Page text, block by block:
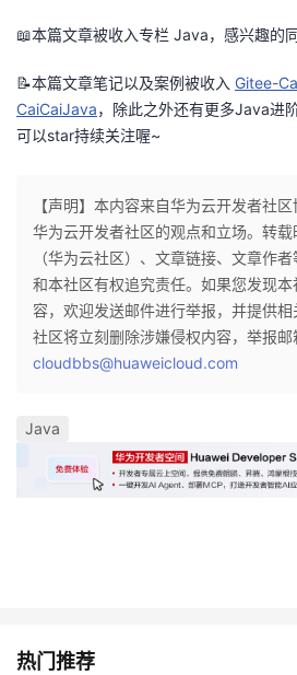
📖本篇文章被收入专栏 Java，感兴趣的
📝本篇文章笔记以及案例被收入 Gitee-
CaiCaiJava，除此之外还有更多Java进
可以star持续关注喔~
【声明】本内容来自华为云开发者社
华为云开发者社区的观点和立场。转
（华为云社区）、文章链接、文章作
和本社区有权追究责任。如果您发现
容，欢迎发送邮件进行举报，并提供
社区将立刻删除涉嫌侵权内容，举报邮
cloudbbs@huaweicloud.com
Java
热门推荐